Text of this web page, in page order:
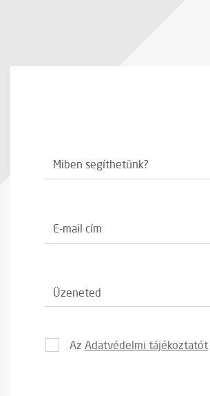
Az Adatvédelmi tájékoztatót